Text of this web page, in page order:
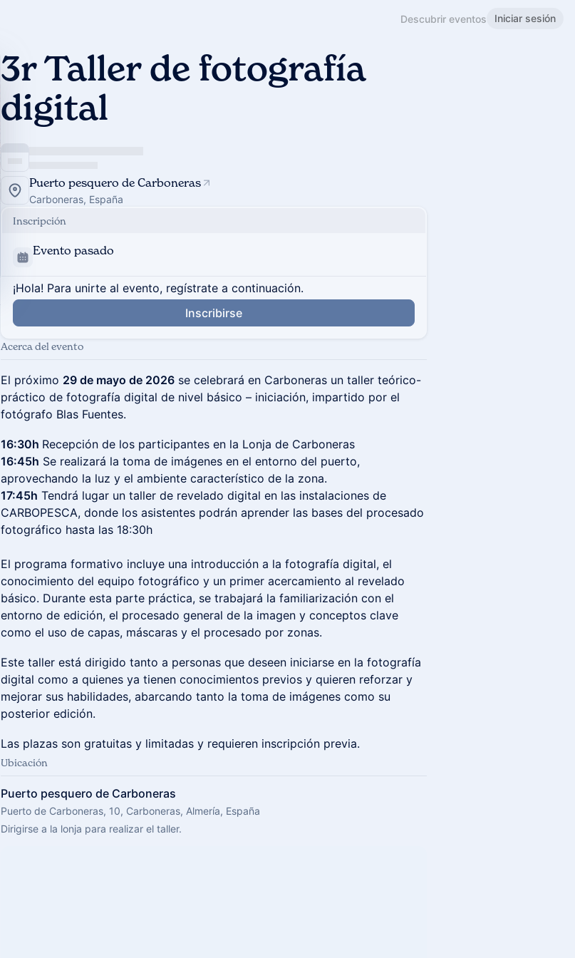
Descubrir eventos Iniciar sesión
3r Taller de fotografía
digital
Puerto pesquero de Carboneras
Carboneras, España
Inscripción
Evento pasado
¡Hola! Para unirte al evento, regístrate a continuación.
Inscribirse
Acerca del evento
El próximo 29 de mayo de 2026 se celebrará en Carboneras un taller teórico-
práctico de fotografía digital de nivel básico – iniciación, impartido por el
fotógrafo Blas Fuentes.
16:30h Recepción de los participantes en la Lonja de Carboneras
16:45h Se realizará la toma de imágenes en el entorno del puerto,
aprovechando la luz y el ambiente característico de la zona.
17:45h Tendrá lugar un taller de revelado digital en las instalaciones de
CARBOPESCA, donde los asistentes podrán aprender las bases del procesado
fotográfico hasta las 18:30h
El programa formativo incluye una introducción a la fotografía digital, el
conocimiento del equipo fotográfico y un primer acercamiento al revelado
básico. Durante esta parte práctica, se trabajará la familiarización con el
entorno de edición, el procesado general de la imagen y conceptos clave
como el uso de capas, máscaras y el procesado por zonas.
Este taller está dirigido tanto a personas que deseen iniciarse en la fotografía
digital como a quienes ya tienen conocimientos previos y quieren reforzar y
mejorar sus habilidades, abarcando tanto la toma de imágenes como su
posterior edición.
Las plazas son gratuitas y limitadas y requieren inscripción previa.
Ubicación
Puerto pesquero de Carboneras
Puerto de Carboneras, 10, Carboneras, Almería, España
Dirigirse a la lonja para realizar el taller.